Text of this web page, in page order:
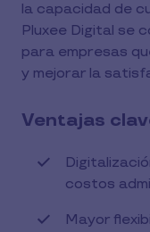
la capacidad de
Pluxee Digital se
para empresas
y mejorar la
Ventajas
costos
Mayor